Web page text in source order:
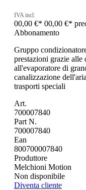
IVA incl.
00,00 €* 00,00 €*
Abbonamento
Gruppo
prestazioni grazie alle
all'evaporatore di
canalizzazione
trasporti speciali
Art.
700007840
Part N.
700007840
Ean
800700007840
Produttore
Melchioni Motion
Non disponibile
Diventa cliente